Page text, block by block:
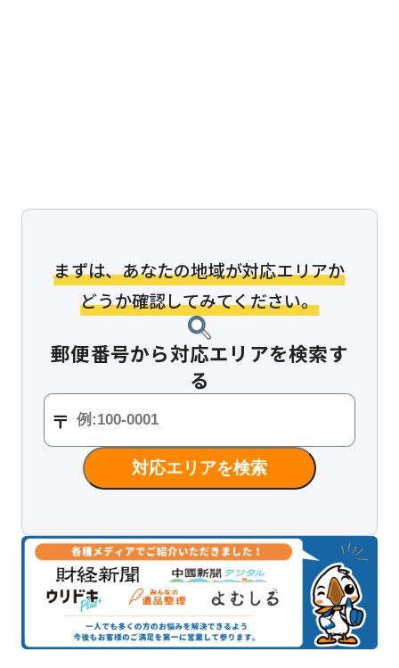
まずは、あなたの地域が対応エリアか
どうか確認してみてください。
郵便番号から対応エリアを検索す
る
対応エリアを検索